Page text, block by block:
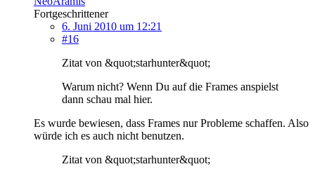
Fortgeschrittener
6. Juni 2010 um 12:21
#16
Zitat von &quot;starhunter&quot;
Warum nicht? Wenn Du auf die Frames anspielst
dann schau mal hier.
Es wurde bewiesen, dass Frames nur Probleme schaffen. Also
würde ich es auch nicht benutzen.
Zitat von &quot;starhunter&quot;